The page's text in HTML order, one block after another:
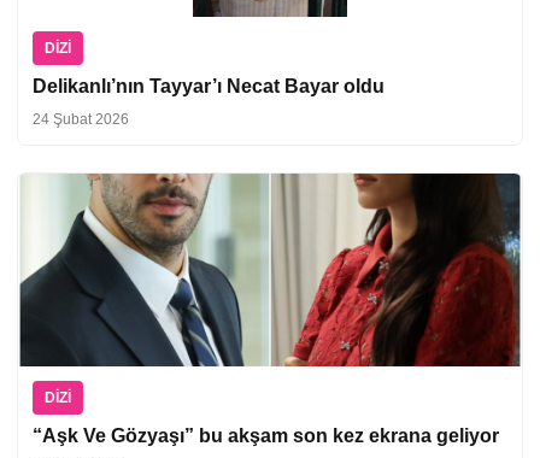
DIZI
Delikanlı’nın Tayyar’ı Necat Bayar oldu
24 Şubat 2026
DIZI
“Aşk Ve Gözyaşı” bu akşam son kez ekrana geliyor